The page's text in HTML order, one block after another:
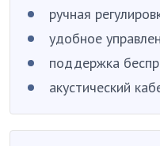
ручная
удобное
поддержка
акустический